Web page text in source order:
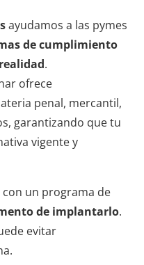
ayudamos a las pymes
de cumplimiento
.
ofrece
penal, mercantil,
garantizando que tu
vigente y
un programa de
de implantarlo.
evitar